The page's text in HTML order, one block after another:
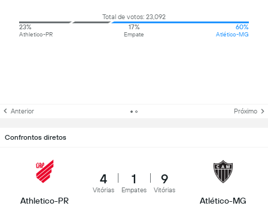
Total de votos: 23,092
23%
Athletico-PR
17%
Empate
60%
Atlético-MG
Anterior Próximo
Confrontos diretos
Athletico-PR
4
Vitórias
1
Empates
9
Vitórias
Atlético-MG